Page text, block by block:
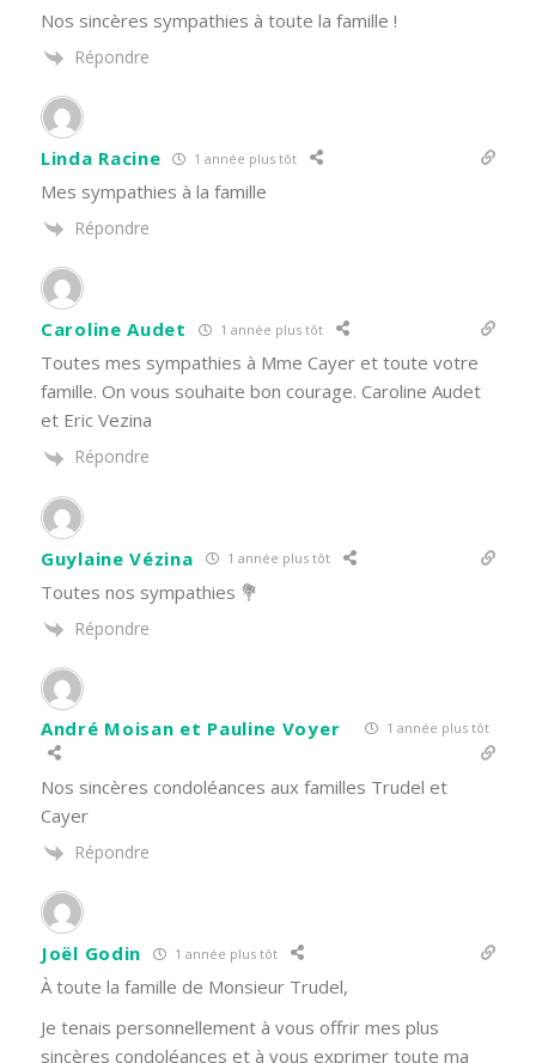
Nos sincères sympathies à toute la famille !
Répondre
Linda Racine 1 année plus tôt
Mes sympathies à la famille
Répondre
Caroline Audet 1 année plus tôt
Toutes mes sympathies à Mme Cayer et toute votre
famille. On vous souhaite bon courage. Caroline Audet
et Eric Vezina
Répondre
Guylaine Vézina 1 année plus tôt
Toutes nos sympathies 💐
Répondre
André Moisan et Pauline Voyer 1 année plus tôt
Nos sincères condoléances aux familles Trudel et
Cayer
Répondre
Joël Godin 1 année plus tôt
À toute la famille de Monsieur Trudel,
Je tenais personnellement à vous offrir mes plus
sincères condoléances et à vous exprimer toute ma